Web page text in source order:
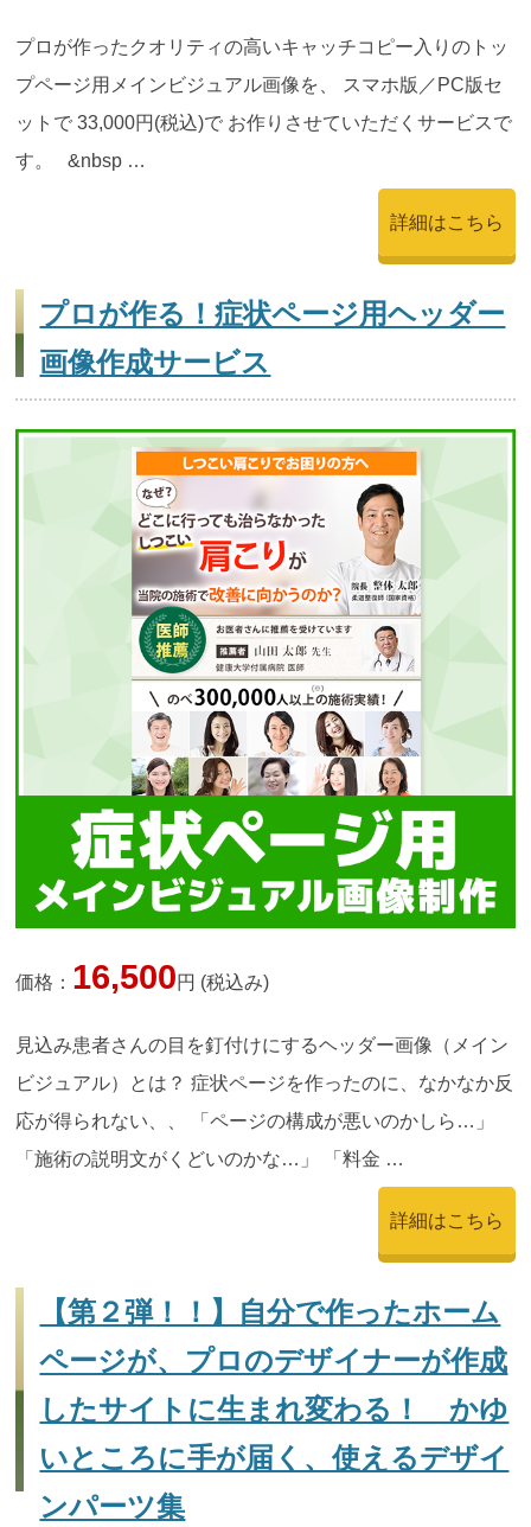
プロが作ったクオリティの高いキャッチコピー入りのトッ
プページ用メインビジュアル画像を、 スマホ版／PC版セ
ットで 33,000円(税込)で お作りさせていただくサービスで
す。 &nbsp …
詳細はこちら
プロが作る！症状ページ用ヘッダー
画像作成サービス
価格： 16,500円 (税込み)
見込み患者さんの目を釘付けにするヘッダー画像（メイン
ビジュアル）とは？ 症状ページを作ったのに、なかなか反
応が得られない、、 「ページの構成が悪いのかしら…」
「施術の説明文がくどいのかな…」 「料金 …
詳細はこちら
【第２弾！！】自分で作ったホーム
ページが、プロのデザイナーが作成
したサイトに生まれ変わる！ かゆ
いところに手が届く、使えるデザイ
ンパーツ集